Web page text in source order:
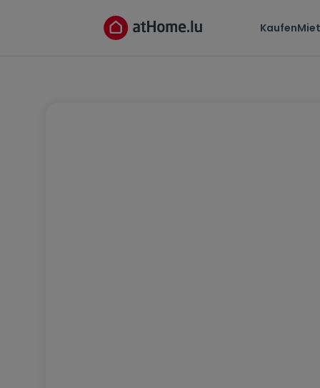
Kaufen